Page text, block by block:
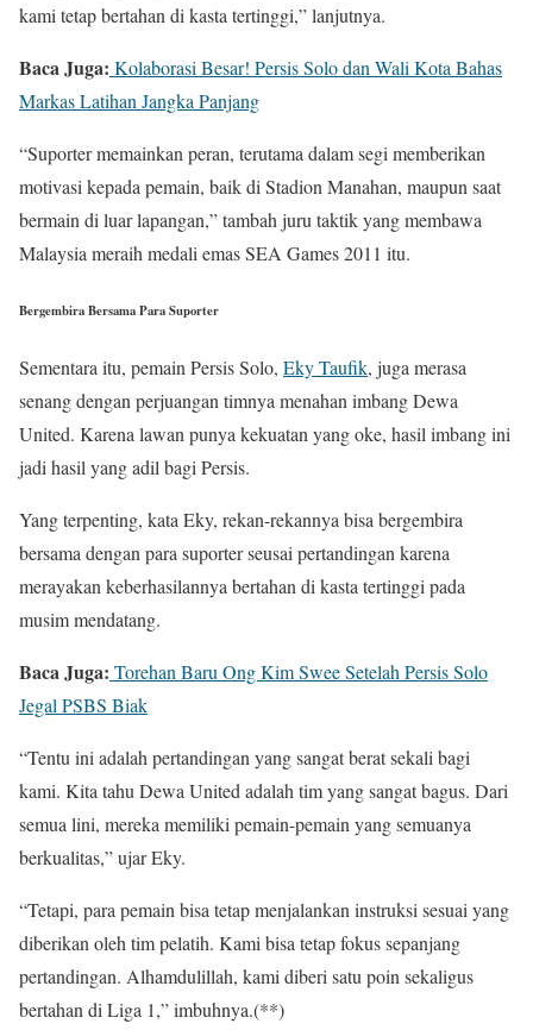
kami tetap bertahan di kasta tertinggi,” lanjutnya.
Baca Juga: Kolaborasi Besar! Persis Solo dan Wali Kota Bahas
Markas Latihan Jangka Panjang
“Suporter memainkan peran, terutama dalam segi memberikan
motivasi kepada pemain, baik di Stadion Manahan, maupun saat
bermain di luar lapangan,” tambah juru taktik yang membawa
Malaysia meraih medali emas SEA Games 2011 itu.
Bergembira Bersama Para Suporter
Sementara itu, pemain Persis Solo, Eky Taufik, juga merasa
senang dengan perjuangan timnya menahan imbang Dewa
United. Karena lawan punya kekuatan yang oke, hasil imbang ini
jadi hasil yang adil bagi Persis.
Yang terpenting, kata Eky, rekan-rekannya bisa bergembira
bersama dengan para suporter seusai pertandingan karena
merayakan keberhasilannya bertahan di kasta tertinggi pada
musim mendatang.
Baca Juga: Torehan Baru Ong Kim Swee Setelah Persis Solo
Jegal PSBS Biak
“Tentu ini adalah pertandingan yang sangat berat sekali bagi
kami. Kita tahu Dewa United adalah tim yang sangat bagus. Dari
semua lini, mereka memiliki pemain-pemain yang semuanya
berkualitas,” ujar Eky.
“Tetapi, para pemain bisa tetap menjalankan instruksi sesuai yang
diberikan oleh tim pelatih. Kami bisa tetap fokus sepanjang
pertandingan. Alhamdulillah, kami diberi satu poin sekaligus
bertahan di Liga 1,” imbuhnya.(**)